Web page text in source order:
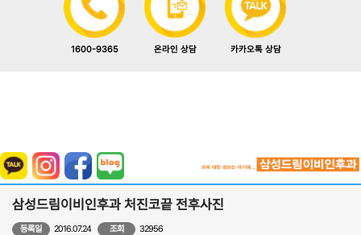
1600-9365 온라인 상담 카카오톡 상담
삼성드림이비인후과 처진코끝 전후사진
등록일 2016.07.24 조회 32956